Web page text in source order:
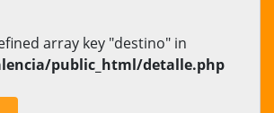
array key "destino" in
public_html/detalle.php